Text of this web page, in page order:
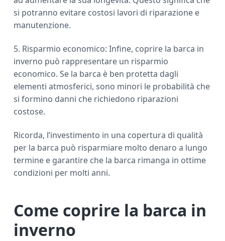
si potranno evitare costosi lavori di riparazione e
manutenzione.
5. Risparmio economico: Infine, coprire la barca in
inverno può rappresentare un risparmio
economico. Se la barca è ben protetta dagli
elementi atmosferici, sono minori le probabilità che
si formino danni che richiedono riparazioni
costose.
Ricorda, l’investimento in una copertura di qualità
per la barca può risparmiare molto denaro a lungo
termine e garantire che la barca rimanga in ottime
condizioni per molti anni.
Come coprire la barca in
inverno